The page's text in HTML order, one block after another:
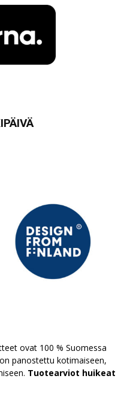
ovat 100 % Suomessa
panostettu kotimaiseen,
Tuotearviot huikeat